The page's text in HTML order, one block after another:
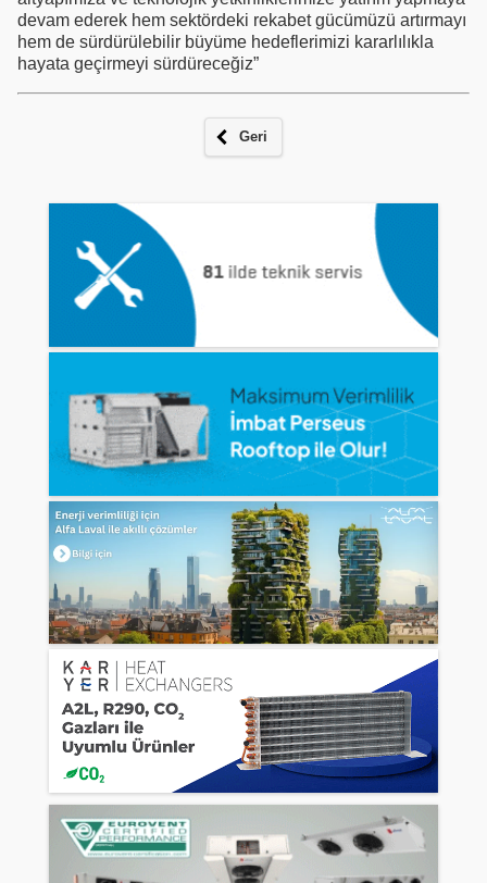
devam ederek hem sektördeki rekabet gücümüzü artırmayı
hem de sürdürülebilir büyüme hedeflerimizi kararlılıkla
hayata geçirmeyi sürdüreceğiz”
Geri